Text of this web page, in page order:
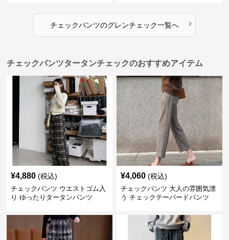
チェックパンツのグレンチェック一覧へ ›
チェックパンツタータンチェックのおすすめアイテム
¥4,880 (税込)
チェックパンツ ウエストゴム入
り ゆったりタータンパンツ
¥4,060 (税込)
チェックパンツ 大人の雰囲気漂
う チェックテーパードパンツ